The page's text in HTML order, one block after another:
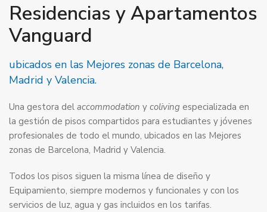
Residencias y Apartamentos
Vanguard
ubicados en las Mejores zonas de Barcelona,
Madrid y Valencia.
Una gestora del accommodation y coliving especializada en
la gestión de pisos compartidos para estudiantes y jóvenes
profesionales de todo el mundo, ubicados en las Mejores
zonas de Barcelona, Madrid y Valencia.
Todos los pisos siguen la misma línea de diseño y
Equipamiento, siempre modernos y funcionales y con los
servicios de luz, agua y gas incluidos en los tarifas.